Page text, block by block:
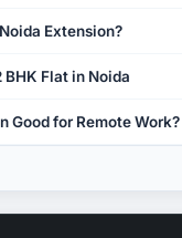
Extension?
Flat in Noida
Good for Remote Work?